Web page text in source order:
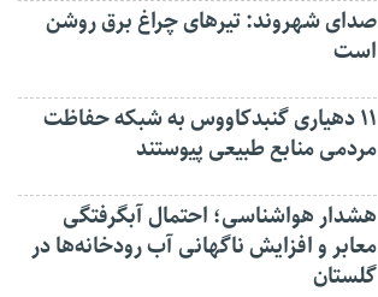
صدای شهروند: تیرهای چراغ برق روشن
است
۱۱ دهیاری گنبدکاووس به شبکه حفاظت
مردمی منابع طبیعی پیوستند
هشدار هواشناسی؛ احتمال آبگرفتگی
معابر و افزایش ناگهانی آب رودخانه‌ها در
گلستان